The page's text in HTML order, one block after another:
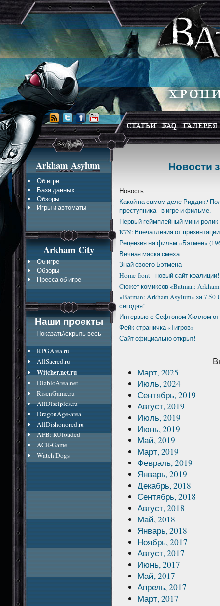
Arkham Asylum
Об игре
База данных
Обзоры
Игры и автоматы
Arkham City
Об игре
Обзоры
Пресса об игре
Наши проекты
Показать\скрыть весь
RPGArea.ru
AllSacred.ru
Witcher.net.ru
DiabloArea.net
RisenGame.ru
AllDisciples.ru
DragonAge-area
AllDishonored.ru
APB: RUloaded
ACR-Game
Watch Dogs
Новости
Новость
Какой на самом деле Риддик?
преступника - в игре и фильме.
Первый геймплейный мини-ролик
IGN: Впечатления от презентации
Рецензия на фильм «Бэтмен»
Вечная маска смеха
Знай своего Бэтмена
Home-front - новый сайт коалиции!
Cюжет комиксов «Batman:
«Batman: Arkham Asylum» за 7.50
сегодня!
Интервью с Сефтоном Хиллом от
Фейк-страничка «Тигров»
Сайт официально открыт!
Март, 2025
Июль, 2024
Сентябрь, 2019
Август, 2019
Июль, 2019
Июнь, 2019
Май, 2019
Март, 2019
Февраль, 2019
Январь, 2019
Декабрь, 2018
Сентябрь, 2018
Август, 2018
Май, 2018
Январь, 2018
Ноябрь, 2017
Август, 2017
Июнь, 2017
Май, 2017
Апрель, 2017
Март, 2017